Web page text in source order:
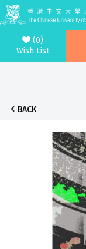
(0)
Wish List
BACK